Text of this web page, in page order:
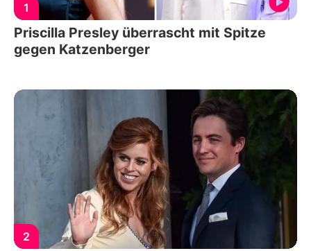
1
Priscilla Presley überrascht mit Spitze
gegen Katzenberger
2